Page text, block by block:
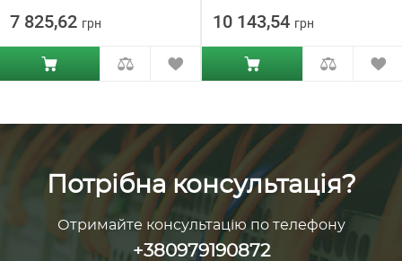
7 825,62 грн 10 143,54 грн
Потрібна консультація?
Отримайте консультацію по телефону
+380979190872